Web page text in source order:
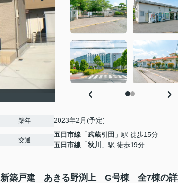
築年 2023年2月(予定)
交通
五日市線 「武蔵引田 」駅 徒歩15分
五日市線 「秋川 」駅 徒歩19分
新築戸建 あきる野渕上 G号棟 全7棟の